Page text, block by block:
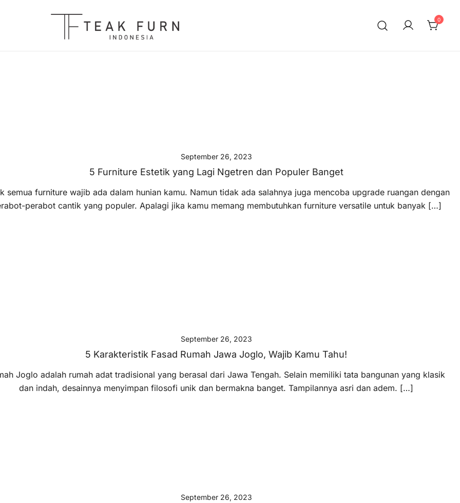
0
September 26, 2023
5 Furniture Estetik yang Lagi Ngetren dan Populer Banget
semua furniture wajib ada dalam hunian kamu. Namun tidak ada salahnya juga mencoba upgrade ruangan dengan
perabot cantik yang populer. Apalagi jika kamu memang membutuhkan furniture versatile untuk banyak […]
September 26, 2023
5 Karakteristik Fasad Rumah Jawa Joglo, Wajib Kamu Tahu!
Joglo adalah rumah adat tradisional yang berasal dari Jawa Tengah. Selain memiliki tata bangunan yang klasik
dan indah, desainnya menyimpan filosofi unik dan bermakna banget. Tampilannya asri dan adem. […]
September 26, 2023